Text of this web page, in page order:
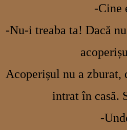
-Cine
-Nu-i treaba ta! Dacă
Acoperișul nu a zburat,
intrat în casă.
-